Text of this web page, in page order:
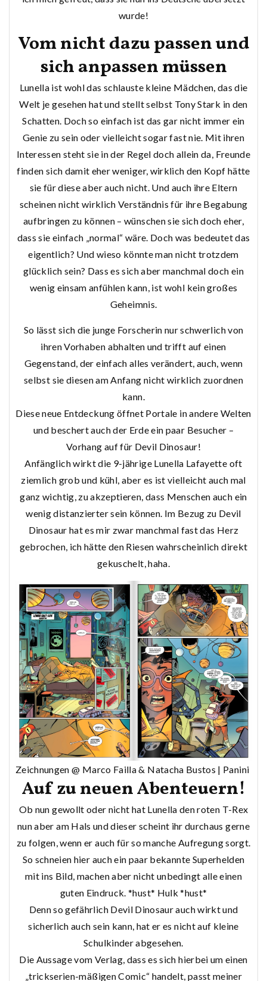
wurde!
Vom nicht dazu passen und
sich anpassen müssen
Lunella ist wohl das schlauste kleine Mädchen, das die
Welt je gesehen hat und stellt selbst Tony Stark in den
Schatten. Doch so einfach ist das gar nicht immer ein
Genie zu sein oder vielleicht sogar fast nie. Mit ihren
Interessen steht sie in der Regel doch allein da, Freunde
finden sich damit eher weniger, wirklich den Kopf hätte
sie für diese aber auch nicht. Und auch ihre Eltern
scheinen nicht wirklich Verständnis für ihre Begabung
aufbringen zu können – wünschen sie sich doch eher,
dass sie einfach „normal“ wäre. Doch was bedeutet das
eigentlich? Und wieso könnte man nicht trotzdem
glücklich sein? Dass es sich aber manchmal doch ein
wenig einsam anfühlen kann, ist wohl kein großes
Geheimnis.
So lässt sich die junge Forscherin nur schwerlich von
ihren Vorhaben abhalten und trifft auf einen
Gegenstand, der einfach alles verändert, auch, wenn
selbst sie diesen am Anfang nicht wirklich zuordnen
kann.
Diese neue Entdeckung öffnet Portale in andere Welten
und beschert auch der Erde ein paar Besucher –
Vorhang auf für Devil Dinosaur!
Anfänglich wirkt die 9-jährige Lunella Lafayette oft
ziemlich grob und kühl, aber es ist vielleicht auch mal
ganz wichtig, zu akzeptieren, dass Menschen auch ein
wenig distanzierter sein können. Im Bezug zu Devil
Dinosaur hat es mir zwar manchmal fast das Herz
gebrochen, ich hätte den Riesen wahrscheinlich direkt
gekuschelt, haha.
Zeichnungen @ Marco Failla & Natacha Bustos | Panini
Auf zu neuen Abenteuern!
Ob nun gewollt oder nicht hat Lunella den roten T-Rex
nun aber am Hals und dieser scheint ihr durchaus gerne
zu folgen, wenn er auch für so manche Aufregung sorgt.
So schneien hier auch ein paar bekannte Superhelden
mit ins Bild, machen aber nicht unbedingt alle einen
guten Eindruck. *hust* Hulk *hust*
Denn so gefährlich Devil Dinosaur auch wirkt und
sicherlich auch sein kann, hat er es nicht auf kleine
Schulkinder abgesehen.
Die Aussage vom Verlag, dass es sich hierbei um einen
„trickserien-mäßigen Comic“ handelt, passt meiner